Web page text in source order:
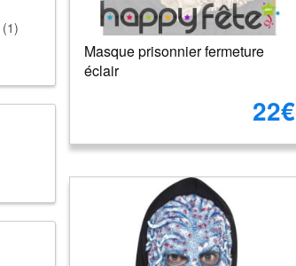
(1)
Masque prisonnier fermeture
éclair
22€